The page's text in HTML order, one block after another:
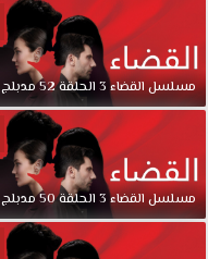
صحيح مسلسل
الموسم
الثانى
الحلقة
مدبلج
قصة
عشق.
تأخذ
الأحداث
مسلسلالقضاء3 الحلقة52مدبلج
مسلسلالقضاء3 الحلقة50مدبلج